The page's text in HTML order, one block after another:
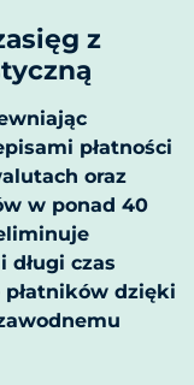
z
płatności
oraz
w ponad 40
czas
dzięki